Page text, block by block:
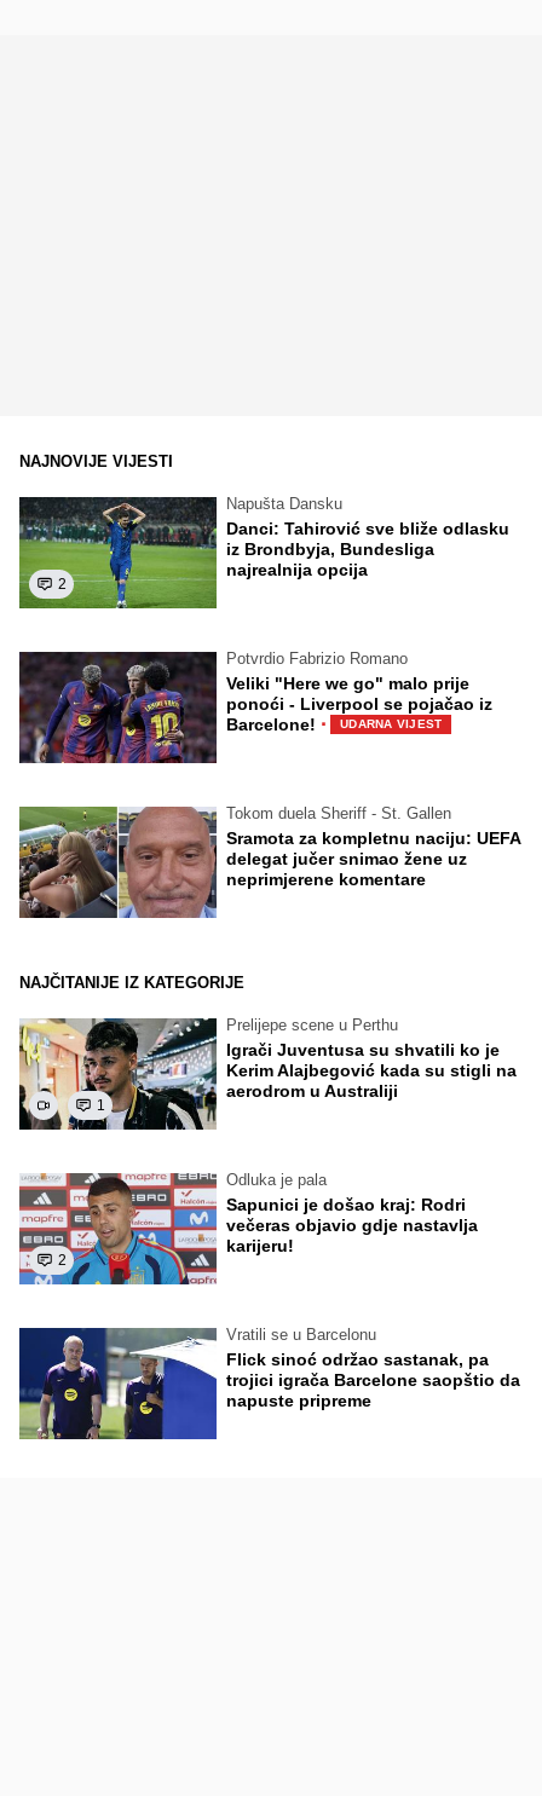
NAJNOVIJE VIJESTI
2
Napušta Dansku
Danci: Tahirović sve bliže odlasku
iz Brondbyja, Bundesliga
najrealnija opcija
Potvrdio Fabrizio Romano
Veliki "Here we go" malo prije
ponoći - Liverpool se pojačao iz
Barcelone! · UDARNA VIJEST
Tokom duela Sheriff - St. Gallen
Sramota za kompletnu naciju: UEFA
delegat jučer snimao žene uz
neprimjerene komentare
NAJČITANIJE IZ KATEGORIJE
1
Prelijepe scene u Perthu
Igrači Juventusa su shvatili ko je
Kerim Alajbegović kada su stigli na
aerodrom u Australiji
2
Odluka je pala
Sapunici je došao kraj: Rodri
večeras objavio gdje nastavlja
karijeru!
Vratili se u Barcelonu
Flick sinoć održao sastanak, pa
trojici igrača Barcelone saopštio da
napuste pripreme